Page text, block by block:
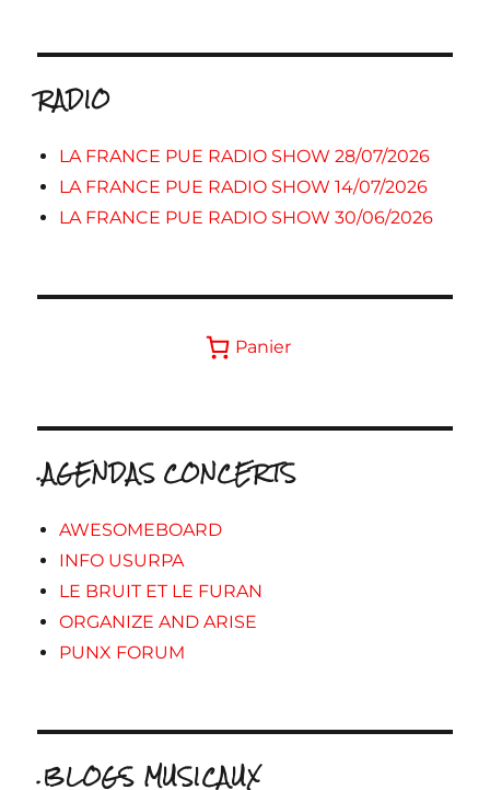
RADIO
LA FRANCE PUE RADIO SHOW 28/07/2026
LA FRANCE PUE RADIO SHOW 14/07/2026
LA FRANCE PUE RADIO SHOW 30/06/2026
Panier
.AGENDAS CONCERTS
AWESOMEBOARD
INFO USURPA
LE BRUIT ET LE FURAN
ORGANIZE AND ARISE
PUNX FORUM
.BLOGS MUSICAUX